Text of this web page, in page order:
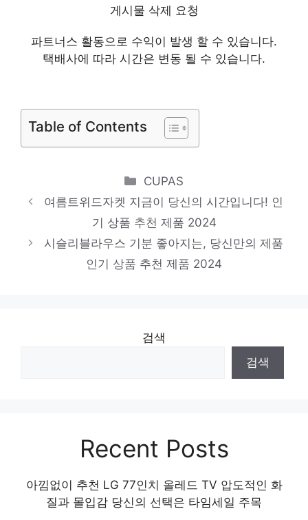
제품 2024
비비안웨스트우드
놀라운 당신을 위한 최고의 선택 인기 상품
로엠블라우스
당신을 위한 세상에 하나뿐인 상품 인기 상품
발렌시아원피스
하루만에 품절될 아이템! 인기 상품 추천 제
품 2024
게시물 삭제 요청
파트너스 활동으로 수익이 발생 할 수 있습니다.
택배사에 따라 시간은 변동 될 수 있습니다.
Table of Contents
Categories
CUPAS
여름트위드자켓 지금이 당신의 시간입니다! 인
기 상품 추천 제품 2024
시슬리블라우스 기분 좋아지는, 당신만의 제품
인기 상품 추천 제품 2024
검색
검색
Recent Posts
아낌없이 추천 LG 77인치 올레드 TV 압도적인 화
질과 몰입감 당신의 선택은 타임세일 주목